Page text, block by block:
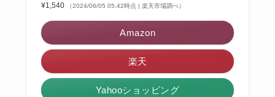
¥1,540
（2024/06/05 05:42時点 | 楽天市場調べ）
Amazon
楽天
Yahooショッピング